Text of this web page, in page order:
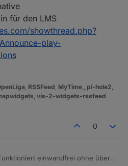
für den LMS
showthread.php?
play-
RSSFeed MyTime pi-hole2
vis-2-widgets-rssfeed
0
einwandfrei ohne über